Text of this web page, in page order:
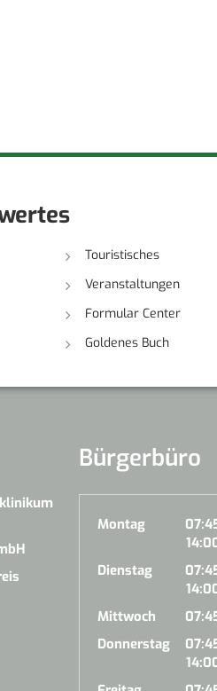
Touristisches
Veranstaltungen
Formular Center
Goldenes Buch
Bürgerbüro
Montag
Dienstag
Mittwoch
Donnerstag